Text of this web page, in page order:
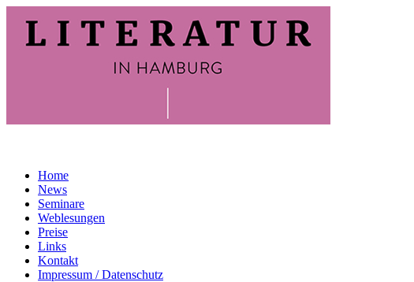
Home
News
Seminare
Weblesungen
Preise
Links
Kontakt
Impressum / Datenschutz